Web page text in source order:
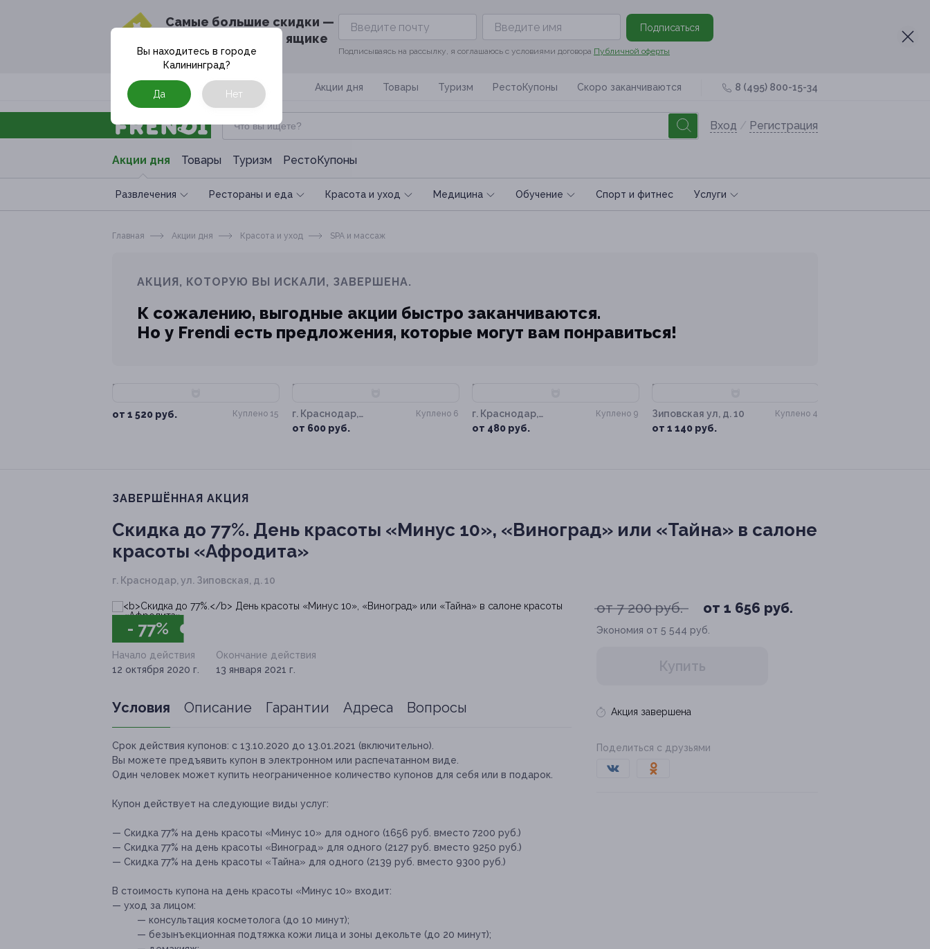
Cамые большие скидки —
в твоём почтовом ящике
Подписаться
Подписываясь на рассылку, я соглашаюсь с условиями договора Публичной оферты
Москва Акции дня Товары Туризм РестоКупоны Скоро заканчиваются 8 (495) 800-15-34
Вход / Регистрация
Акции дня Товары Туризм РестоКупоны
Развлечения Рестораны и еда Красота и уход Медицина Обучение Спoрт и фитнес Услуги
Вы находитесь в городе
Калининград?
Да Нет
Главная Акции дня Красота и уход SPA и массаж
АКЦИЯ, КОТОРУЮ ВЫ ИСКАЛИ, ЗАВЕРШЕНА.
К сожалению, выгодные акции быстро заканчиваются.
Но у Frendi есть предложения, которые могут вам понравиться!
от 1 520 руб. Куплено 15
г. Краснодар,
Зиповская ул, д. 10
от 600 руб.
Куплено 6
г. Краснодар,
Зиповская ул, д. 10
от 480 руб.
Куплено 9
Зиповская ул, д. 10
от 1 140 руб.
Куплено 4
ЗАВЕРШЁННАЯ АКЦИЯ
Скидка до 77%. День красоты «Минус 10», «Виноград» или «Тайна» в салоне
красоты «Афродита»
г. Краснодар, ул. Зиповская, д. 10
- 77%
от 7 200 руб. от 1 656 руб.
Экономия от 5 544 руб.
Купить
Акция завершена
Поделиться с друзьями
Начало действия
12 октября 2020 г.
Окончание действия
13 января 2021 г.
Условия Описание Гарантии Адреса Вопросы
Срок действия купонов: с 13.10.2020 до 13.01.2021 (включительно).
Вы можете предъявить купон в электронном или распечатанном виде.
Один человек может купить неограниченное количество купонов для себя или в подарок.
Купон действует на следующие виды услуг:
— Скидка 77% на день красоты «Минус 10» для одного (1656 руб. вместо 7200 руб.)
— Скидка 77% на день красоты «Виноград» для одного (2127 руб. вместо 9250 руб.)
— Скидка 77% на день красоты «Тайна» для одного (2139 руб. вместо 9300 руб.)
В стоимость купона на день красоты «Минус 10» входит:
— уход за лицом:
— консультация косметолога (до 10 минут);
— безынъекционная подтяжка кожи лица и зоны декольте (до 20 минут);